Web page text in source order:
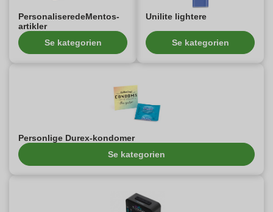
PersonaliseredeMentos-
artikler
Se kategorien
Unilite lightere
Se kategorien
Personlige Durex-kondomer
Se kategorien